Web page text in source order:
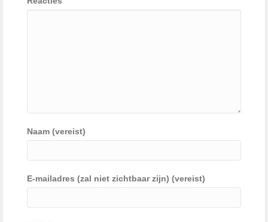
Naam (vereist)
E-mailadres (zal niet zichtbaar zijn) (vereist)